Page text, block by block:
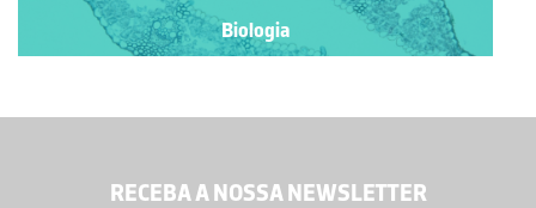
Biologia
RECEBA A NOSSA NEWSLETTER